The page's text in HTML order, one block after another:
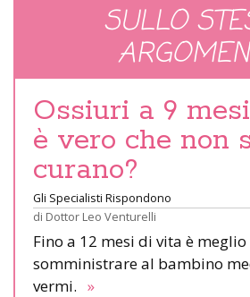
SULLO
Ossiuri a 9
è vero che non
curano?
Gli Specialisti Rispondono
di Dottor Leo Venturelli
Fino a 12 mesi di vita è
somministrare al bambino
vermi. »